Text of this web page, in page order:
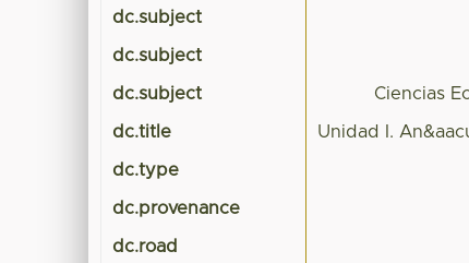
dc.subject
dc.subject
dc.subject Ciencias
dc.title Unidad I.
dc.type
dc.provenance
dc.road